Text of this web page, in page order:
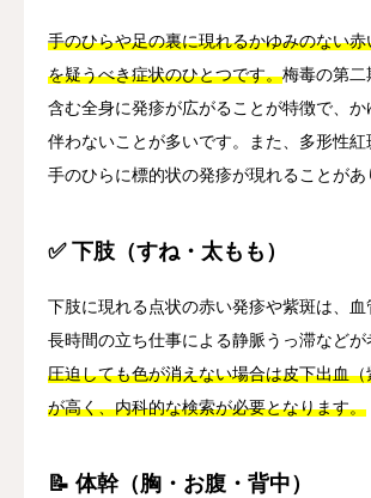
手のひらや足の裏に現れるかゆみのない
を疑うべき症状のひとつです。梅毒の第二
含む全身に発疹が広がることが特徴で、
伴わないことが多いです。また、多形性
手のひらに標的状の発疹が現れることがあ
✅ 下肢（すね・太もも）
下肢に現れる点状の赤い発疹や紫斑は、血
長時間の立ち仕事による静脈うっ滞などが
圧迫しても色が消えない場合は皮下出血
が高く、内科的な検索が必要となります。
📝 体幹（胸・お腹・背中）